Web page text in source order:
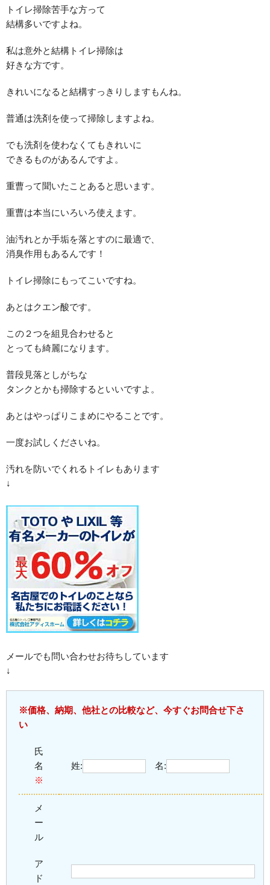
トイレ掃除苦手な方って
結構多いですよね。
私は意外と結構トイレ掃除は
好きな方です。
きれいになると結構すっきりしますもんね。
普通は洗剤を使って掃除しますよね。
でも洗剤を使わなくてもきれいに
できるものがあるんですよ。
重曹って聞いたことあると思います。
重曹は本当にいろいろ使えます。
油汚れとか手垢を落とすのに最適で、
消臭作用もあるんです！
トイレ掃除にもってこいですね。
あとはクエン酸です。
この２つを組見合わせると
とっても綺麗になります。
普段見落としがちな
タンクとかも掃除するといいですよ。
あとはやっぱりこまめにやることです。
一度お試しくださいね。
汚れを防いでくれるトイレもあります
↓
メールでも問い合わせお待ちしています
↓
※価格、納期、他社との比較など、今すぐお問合せ下さ
い
氏
名
※
姓: 名:
メ
ー
ル
ア
ド